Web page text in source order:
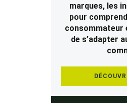
marques, les
pour
consommateur
de s’adapter